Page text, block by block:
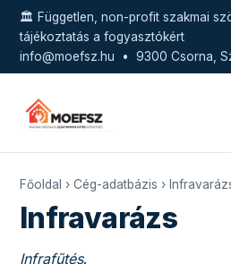
🏛️ Független, non-profit szakmai
tájékoztatás a fogyasztókért
info@moefsz.hu • 9300 Csorna,
Főoldal › Cég-adatbázis ›
Infravarázs
Infrafűtés.